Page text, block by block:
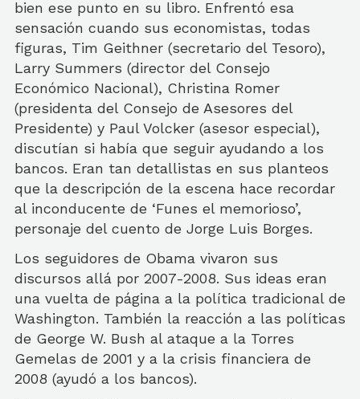
bien ese punto en su libro. Enfrentó esa
sensación cuando sus economistas, todas
figuras, Tim Geithner (secretario del Tesoro),
Larry Summers (director del Consejo
Económico Nacional), Christina Romer
(presidenta del Consejo de Asesores del
Presidente) y Paul Volcker (asesor especial),
discutían si había que seguir ayudando a los
bancos. Eran tan detallistas en sus planteos
que la descripción de la escena hace recordar
al inconducente de ‘Funes el memorioso’,
personaje del cuento de Jorge Luis Borges.
Los seguidores de Obama vivaron sus
discursos allá por 2007-2008. Sus ideas eran
una vuelta de página a la política tradicional de
Washington. También la reacción a las políticas
de George W. Bush al ataque a la Torres
Gemelas de 2001 y a la crisis financiera de
2008 (ayudó a los bancos).